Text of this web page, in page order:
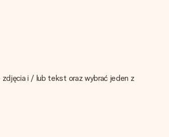
i / lub tekst oraz wybrać jeden z